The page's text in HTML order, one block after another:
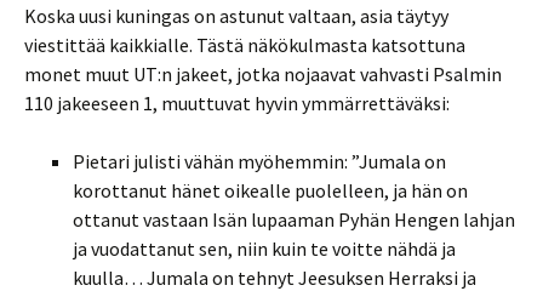
Koska uusi kuningas on astunut valtaan, asia täytyy
viestittää kaikkialle. Tästä näkökulmasta katsottuna
monet muut UT:n jakeet, jotka nojaavat vahvasti Psalmin
110 jakeeseen 1, muuttuvat hyvin ymmärrettäväksi:
Pietari julisti vähän myöhemmin: ”Jumala on
korottanut hänet oikealle puolelleen, ja hän on
ottanut vastaan Isän lupaaman Pyhän Hengen lahjan
ja vuodattanut sen, niin kuin te voitte nähdä ja
kuulla… Jumala on tehnyt Jeesuksen Herraksi ja